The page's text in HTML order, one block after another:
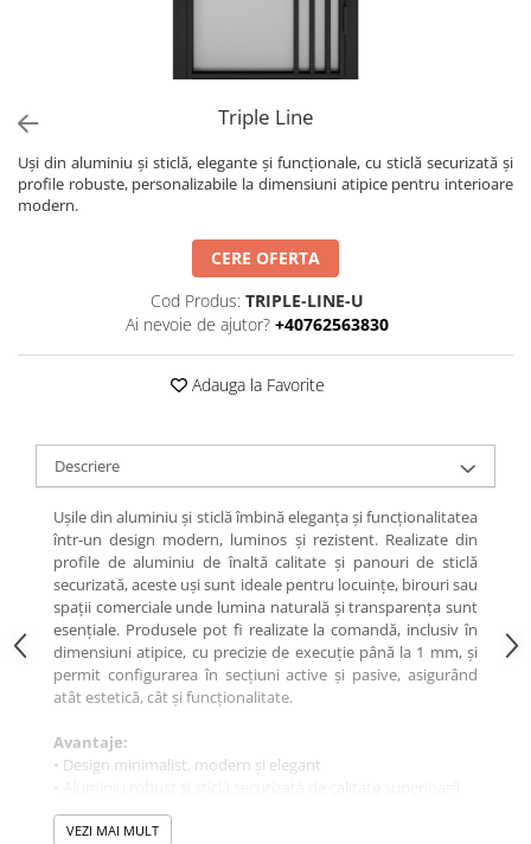
Triple Line
Uși din aluminiu și sticlă, elegante și funcționale, cu sticlă securizată și
profile robuste, personalizabile la dimensiuni atipice pentru interioare
modern.
CERE OFERTA
Cod Produs: TRIPLE-LINE-U
Ai nevoie de ajutor? +40762563830
Adauga la Favorite
Descriere
Ușile din aluminiu și sticlă îmbină eleganța și funcționalitatea
într-un design modern, luminos și rezistent. Realizate din
profile de aluminiu de înaltă calitate și panouri de sticlă
securizată, aceste uși sunt ideale pentru locuințe, birouri sau
spații comerciale unde lumina naturală și transparența sunt
esențiale. Produsele pot fi realizate la comandă, inclusiv în
dimensiuni atipice, cu precizie de execuție până la 1 mm, și
permit configurarea în secțiuni active și pasive, asigurând
atât estetică, cât și funcționalitate.
Avantaje:
• Design minimalist, modern și elegant
• Personalizare completă, inclusiv dimensiuni atipice
• Adaptabile pentru locuințe, birouri sau spații comerciale
VEZI MAI MULT